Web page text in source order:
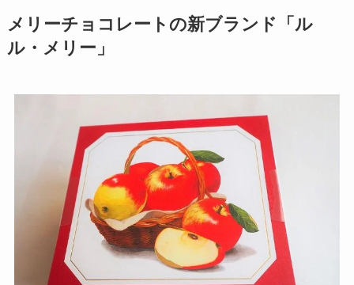
メリーチョコレートの新ブランド「ル
ル・メリー」